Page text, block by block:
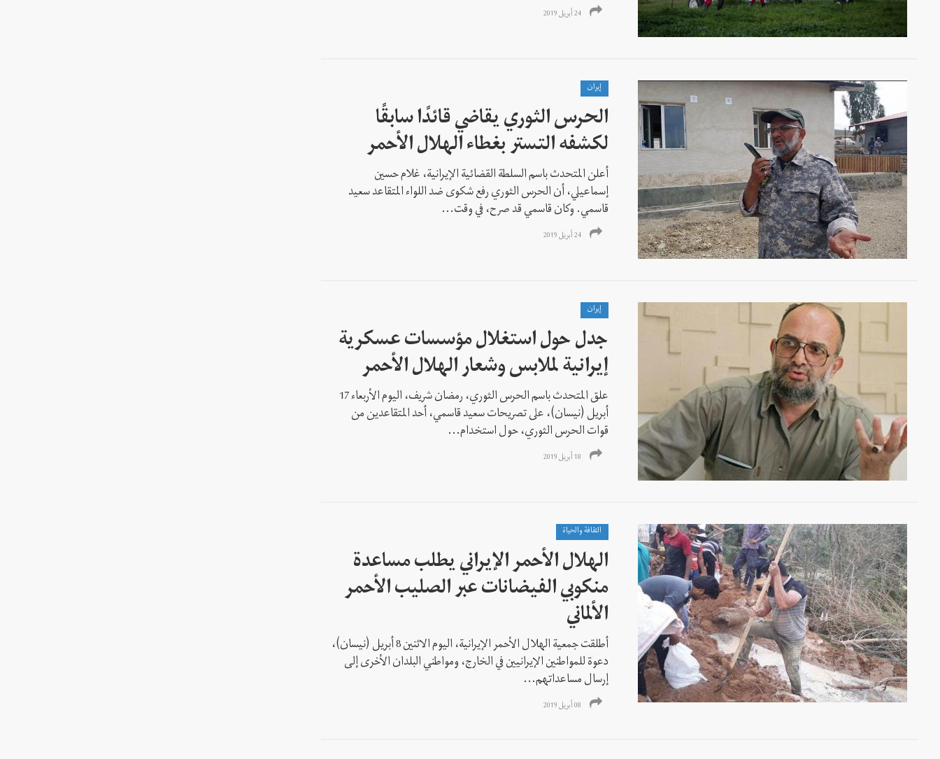
24 أبريل 2019
إيران
الحرس الثوري يقاضي قائدًا سابقًا
لكشفه التستر بغطاء الهلال الأحمر
أعلن المتحدث باسم السلطة القضائية الإيرانية، غلام حسين
إسماعيلي، أن الحرس الثوري رفع شکوى ضد اللواء المتقاعد سعيد
قاسمي. وکان قاسمي قد صرح، في وقت...
24 أبريل 2019
إيران
جدل حول استغلال مؤسسات عسكرية
إيرانية لملابس وشعار الهلال الأحمر
علق المتحدث باسم الحرس الثوري، رمضان شریف، اليوم الأربعاء 17
أبريل (نيسان)، على تصریحات سعید قاسمي، أحد المتقاعدين من
قوات الحرس الثوري، حول استخدام...
18 أبريل 2019
الثقافة والحياة
الهلال الأحمر الإيراني يطلب مساعدة
منكوبي الفيضانات عبر الصليب الأحمر
الألماني
أطلقت جمعية الهلال الأحمر الإيرانية، اليوم الاثنين 8 أبريل (نيسان)،
دعوة للمواطنين الإيرانيين في الخارج، ومواطني البلدان الأخرى إلی
إرسال مساعداتهم...
08 أبريل 2019